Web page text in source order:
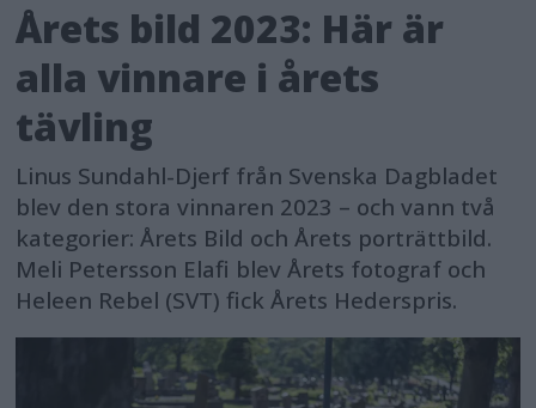
Årets bild 2023: Här är
alla vinnare i årets
tävling
Linus Sundahl-Djerf från Svenska Dagbladet
blev den stora vinnaren 2023 – och vann två
kategorier: Årets Bild och Årets porträttbild.
Meli Petersson Elafi blev Årets fotograf och
Heleen Rebel (SVT) fick Årets Hederspris.